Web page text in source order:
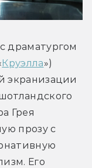
драматургом
Круэлла»)
экранизации
Грея
прозу с
Его